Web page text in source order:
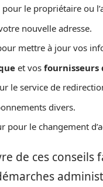
le propriétaire ou
nouvelle adresse.
mettre à jour vos
et vos fournisseurs
le service de
divers.
pour le changement
de ces conseils